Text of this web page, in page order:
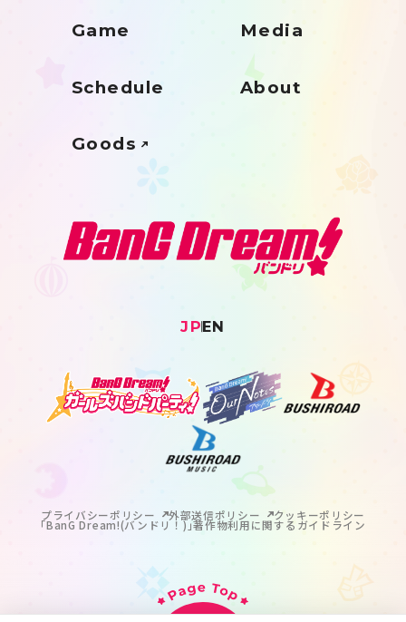
Game Media
Schedule About
Goods
JPEN
プライバシーポリシー 外部送信ポリシー クッキーポリシー
｢BanG Dream!(バンドリ！)｣著作物利用に関するガイドライン